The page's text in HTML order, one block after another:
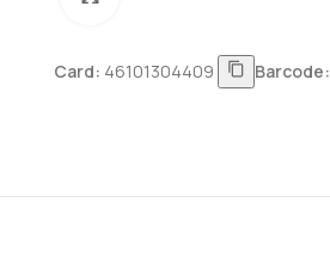
Card: 46101304409 Barcode: